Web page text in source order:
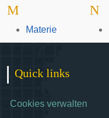
M
Materie
N
Quick links
Cookies verwalten